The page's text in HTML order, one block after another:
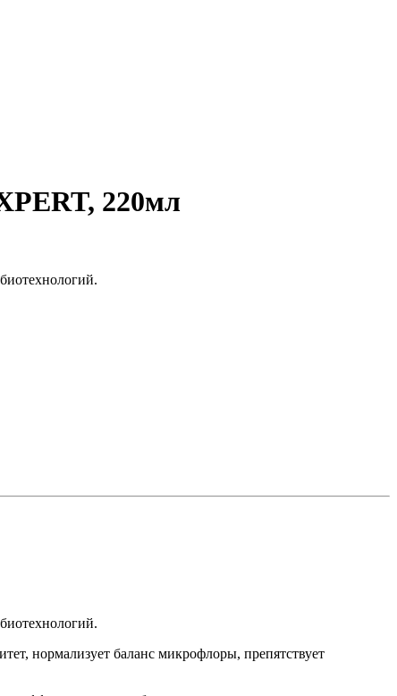
220мл
нормализует баланс микрофлоры, препятствует